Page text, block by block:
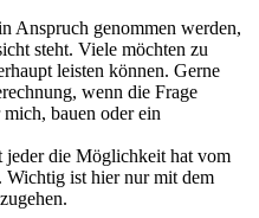
Anspruch genommen werden,
steht. Viele möchten zu
leisten können. Gerne
wenn die Frage
bauen oder ein
jeder die Möglichkeit hat vom
Wichtig ist hier nur mit dem